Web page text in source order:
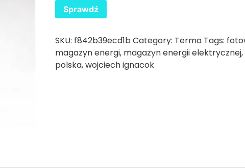
Sprawdź
SKU: f842b39ecd1b Category: Terma Tags:
magazyn energi, magazyn energii elektrycznej,
polska,wojciech ignacok